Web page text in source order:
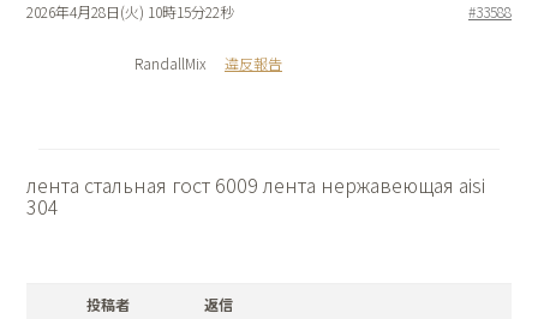
2026年4月28日(火) 10時15分22秒 #33588
RandallMix 違反報告
лента стальная гост 6009лента нержавеющая aisi
304
投稿者 返信